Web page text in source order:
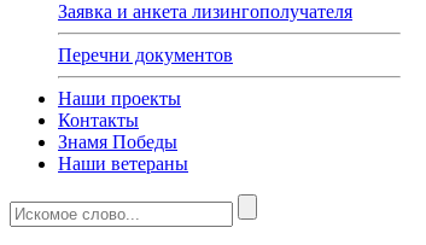
Заявка и анкета лизингополучателя
Перечни документов
Наши проекты
Контакты
Знамя Победы
Наши ветераны